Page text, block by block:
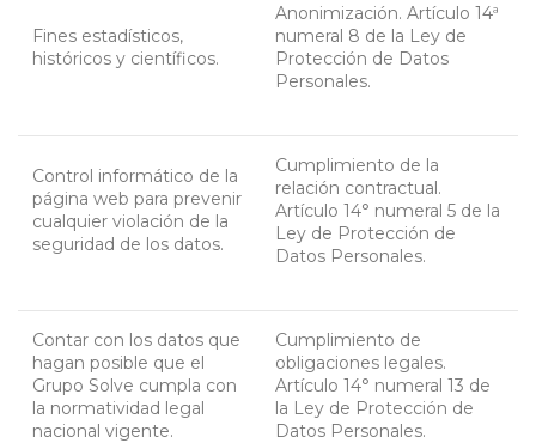
Fines estadísticos,
históricos y científicos.
Anonimización. Artículo 14ª
numeral 8 de la Ley de
Protección de Datos
Personales.
Control informático de la
página web para prevenir
cualquier violación de la
seguridad de los datos.
Cumplimiento de la
relación contractual.
Artículo 14° numeral 5 de la
Ley de Protección de
Datos Personales.
Contar con los datos que
hagan posible que el
Grupo Solve cumpla con
la normatividad legal
nacional vigente.
Cumplimiento de
obligaciones legales.
Artículo 14° numeral 13 de
la Ley de Protección de
Datos Personales.